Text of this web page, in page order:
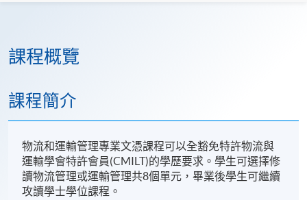
課程概覽
課程簡介
物流和運輸管理專業文憑課程可以全豁免特許物流與
運輸學會特許會員(CMILT)的學歷要求。學生可選擇修
讀物流管理或運輸管理共8個單元，畢業後學生可繼續
攻讀學士學位課程。